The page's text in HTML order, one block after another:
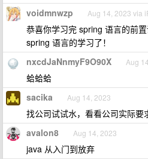
voidmnwzp Aug 14, 2023 via
恭喜你学习完 spring 语言的前
spring 语言的学习了！
nxcdJaNnmyF9O90X Aug
蛤蛤蛤
sacika Aug 14, 2023
找公司试试水，看看公司实际要
avalon8 Aug 14, 2023
java 从入门到放弃